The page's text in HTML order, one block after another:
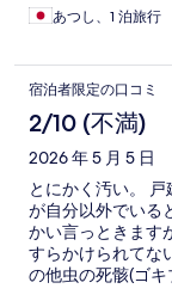
あつし、1 泊旅行
宿泊者限定の口コミ
2/10 (不満)
2026 年 5 月 5 日
とにかく汚い。
が自分以外でいる
かい言っときます
すらかけられてな
の他虫の死骸(ゴ